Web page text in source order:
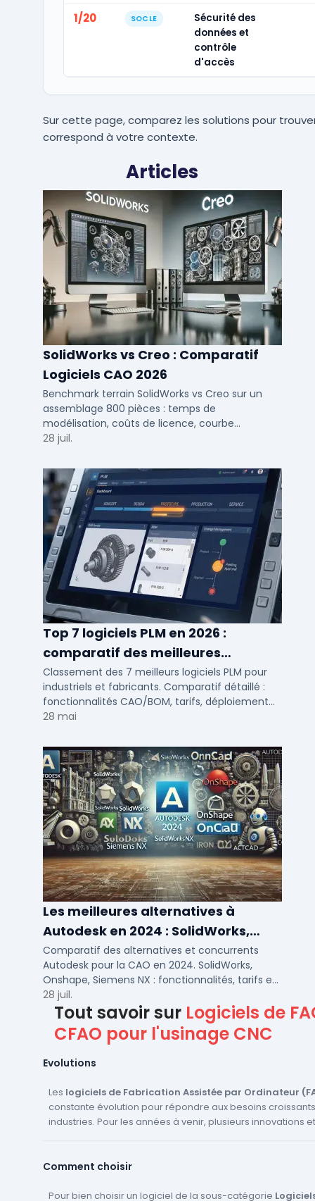
1/20 SOCLE
Sécurité des
données et
contrôle
d'accès
Sur cette page, comparez les solutions pour
correspond à votre contexte.
Articles
SolidWorks vs Creo : Comparatif
Logiciels CAO 2026
Benchmark terrain SolidWorks vs Creo sur un
assemblage 800 pièces : temps de
modélisation, coûts de licence, courbe
d'apprentissage et intégration PLM pour bureaux
28 juil.
Top 7 logiciels PLM en 2026 :
comparatif des meilleures
solutions de gestion du cycle de vie
produit
Classement des 7 meilleurs logiciels PLM pour
industriels et fabricants. Comparatif détaillé :
fonctionnalités CAO/BOM, tarifs, déploiement
cloud ou on-premise, avis utilisateurs PME et ETI.
28 mai
Les meilleures alternatives à
Autodesk en 2024 : SolidWorks,
Siemens NX et autres solutions CAO
Comparatif des alternatives et concurrents
Autodesk pour la CAO en 2024. SolidWorks,
Onshape, Siemens NX : fonctionnalités, tarifs et
cas d'usage pour PME et bureaux d'études.
28 juil.
Tout savoir sur Logiciels de
CFAO pour l'usinage CNC
Evolutions
Les logiciels de Fabrication Assistée par Ordinateur
constante évolution pour répondre aux besoins
industries. Pour les années à venir, plusieurs innovations
processus de fabrication, en prédisant par exemple les
croissante de l'Internet des Objets (IoT) devrait permettre
Comment choisir
Pour bien choisir un logiciel de la sous-catégorie